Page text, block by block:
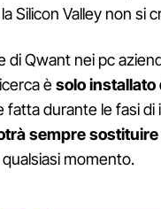
Silicon Valley non si
di Qwant nei pc
èsolo installato
durante le fasi di
sempre sostituire
momento.